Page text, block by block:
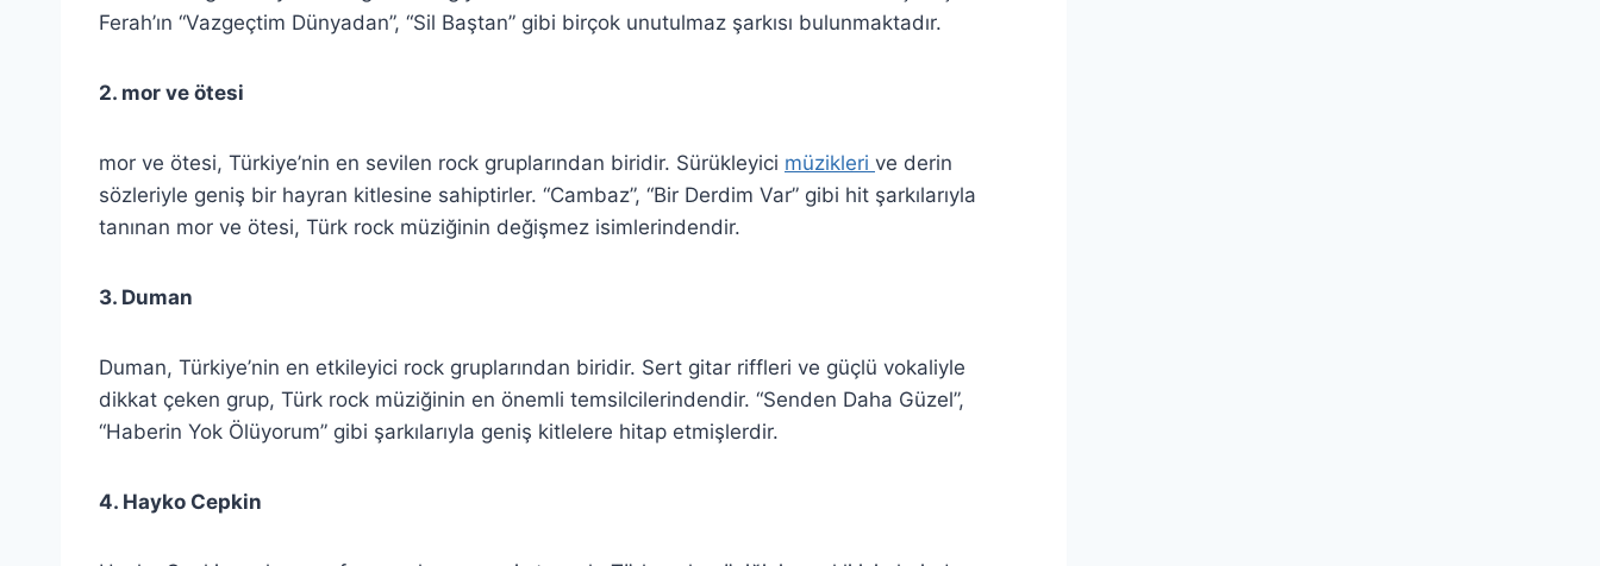
Ferah’ın “Vazgeçtim Dünyadan”, “Sil Baştan” gibi birçok unutulmaz şarkısı bulunmaktadır.
2. mor ve ötesi
mor ve ötesi, Türkiye’nin en sevilen rock gruplarından biridir. Sürükleyici müzikleri ve derin
sözleriyle geniş bir hayran kitlesine sahiptirler. “Cambaz”, “Bir Derdim Var” gibi hit şarkılarıyla
tanınan mor ve ötesi, Türk rock müziğinin değişmez isimlerindendir.
3. Duman
Duman, Türkiye’nin en etkileyici rock gruplarından biridir. Sert gitar riffleri ve güçlü vokaliyle
dikkat çeken grup, Türk rock müziğinin en önemli temsilcilerindendir. “Senden Daha Güzel”,
“Haberin Yok Ölüyorum” gibi şarkılarıyla geniş kitlelere hitap etmişlerdir.
4. Hayko Cepkin